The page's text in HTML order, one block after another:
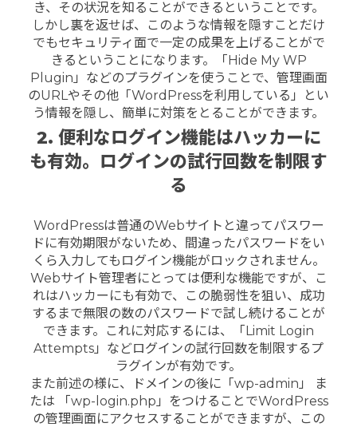
き、その状況を知ることができるということです。
しかし裏を返せば、このような情報を隠すことだけ
でもセキュリティ面で一定の成果を上げることがで
きるということになります。「Hide My WP
Plugin」などのプラグインを使うことで、管理画面
のURLやその他「WordPressを利用している」とい
う情報を隠し、簡単に対策をとることができます。
2. 便利なログイン機能はハッカーに
も有効。ログインの試行回数を制限す
る
WordPressは普通のWebサイトと違ってパスワー
ドに有効期限がないため、間違ったパスワードをい
くら入力してもログイン機能がロックされません。
Webサイト管理者にとっては便利な機能ですが、こ
れはハッカーにも有効で、この脆弱性を狙い、成功
するまで無限の数のパスワードで試し続けることが
できます。これに対応するには、「Limit Login
Attempts」などログインの試行回数を制限するプ
ラグインが有効です。
また前述の様に、ドメインの後に「wp-admin」 ま
たは 「wp-login.php」をつけることでWordPress
の管理画面にアクセスすることができますが、この